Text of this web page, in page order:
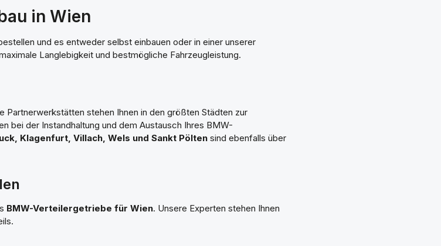
in Wien
und es entweder selbst einbauen oder in einer unserer
Langlebigkeit und bestmögliche Fahrzeugleistung.
stehen Ihnen in den größten Städten zur
bei der Instandhaltung und dem Austausch Ihres BMW-
Klagenfurt, Villach, Wels und Sankt Pölten sind ebenfalls über
BMW-Verteilergetriebe für Wien. Unsere Experten stehen Ihnen